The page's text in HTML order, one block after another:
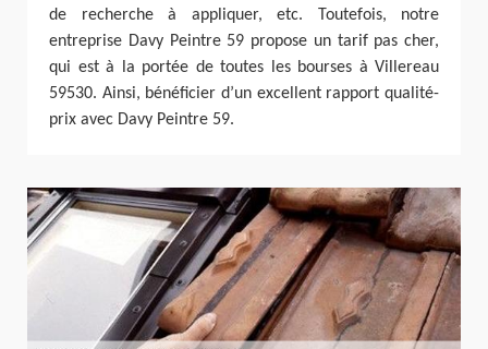
de recherche à appliquer, etc. Toutefois, notre
entreprise Davy Peintre 59 propose un tarif pas cher,
qui est à la portée de toutes les bourses à Villereau
59530. Ainsi, bénéficier d’un excellent rapport qualité-
prix avec Davy Peintre 59.